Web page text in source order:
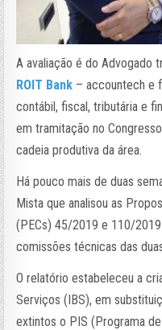
A avaliação é do Advogado
ROIT Bank – accountech e
contábil, fiscal, tributária e
em tramitação no
cadeia produtiva da área.
Há pouco mais de duas
Mista que analisou as
(PECs) 45/2019 e 110/
comissões técnicas das
O relatório estabeleceu a
Serviços (IBS), em
extintos o PIS (Programa